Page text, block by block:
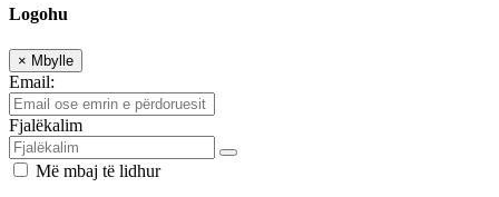
Logohu
× Mbylle
Email:
Fjalëkalim
Më mbaj të lidhur